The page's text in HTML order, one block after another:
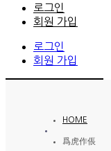
로그인
회원 가입
로그인
회원 가입
HOME
爲虎作倀